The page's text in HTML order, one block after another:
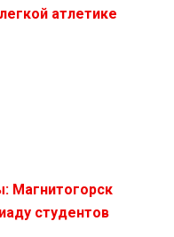
атлетике
Магнитогорск
студентов